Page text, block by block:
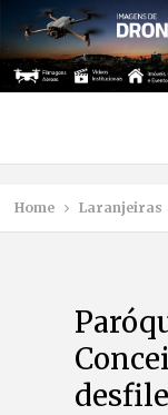
Home Laranjeiras